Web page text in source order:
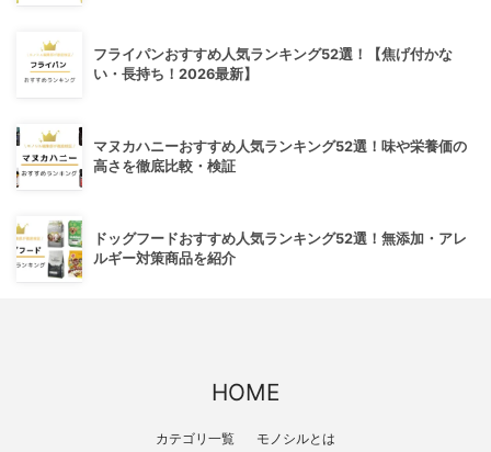
フライパンおすすめ人気ランキング52選！【焦げ付かな
い・長持ち！2026最新】
マヌカハニーおすすめ人気ランキング52選！味や栄養価の
高さを徹底比較・検証
ドッグフードおすすめ人気ランキング52選！無添加・アレ
ルギー対策商品を紹介
HOME
カテゴリ一覧 モノシルとは